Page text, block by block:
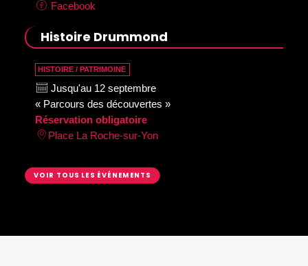
Facebook
Histoire Drummond
HISTOIRE / PATRIMOINE
Jusqu'au 12 septembre
« Parcours des découvertes »
Réservation obligatoire
Place La Roche-sur-Yon
VOIR TOUS LES ÉVÉNEMENTS